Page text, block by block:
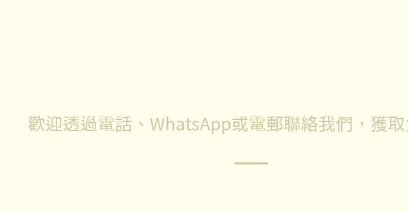
歡迎透過電話、WhatsApp或電郵聯絡我們，獲